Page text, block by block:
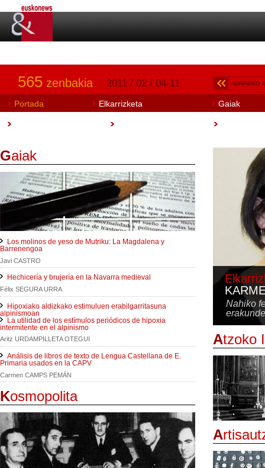
565 zenbakia 2011 / 02 / 04-11 AURREKO
Portada Elkarrizketa Gaiak
Gaiak
Los molinos de yeso de Mutriku: La Magdalena y
Barrenengoa
Javi CASTRO
Hechicería y brujería en la Navarra medieval
Félix SEGURA URRA
Hipoxiako aldizkako estimuluen erabilgarritasuna
alpinismoan
La utilidad de los estímulos periódicos de hipoxia
intermitente en el alpinismo
Aritz URDAMPILLETA OTEGUI
Análisis de libros de texto de Lengua Castellana de E.
Primaria usados en la CAPV
Carmen CAMPS PEMÁN
Kosmopolita
Nahiko
Atzoko
A